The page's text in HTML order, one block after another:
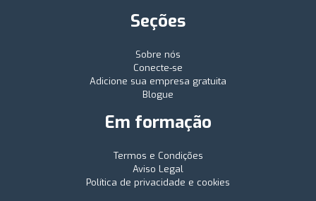
Seções
Sobre nós
Conecte-se
Adicione sua empresa gratuita
Blogue
Em formação
Termos e Condições
Aviso Legal
Política de privacidade e cookies